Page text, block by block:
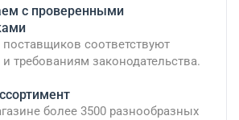
с проверенными
соответствуют
требованиям законодательства.
более 3500 разнообразных